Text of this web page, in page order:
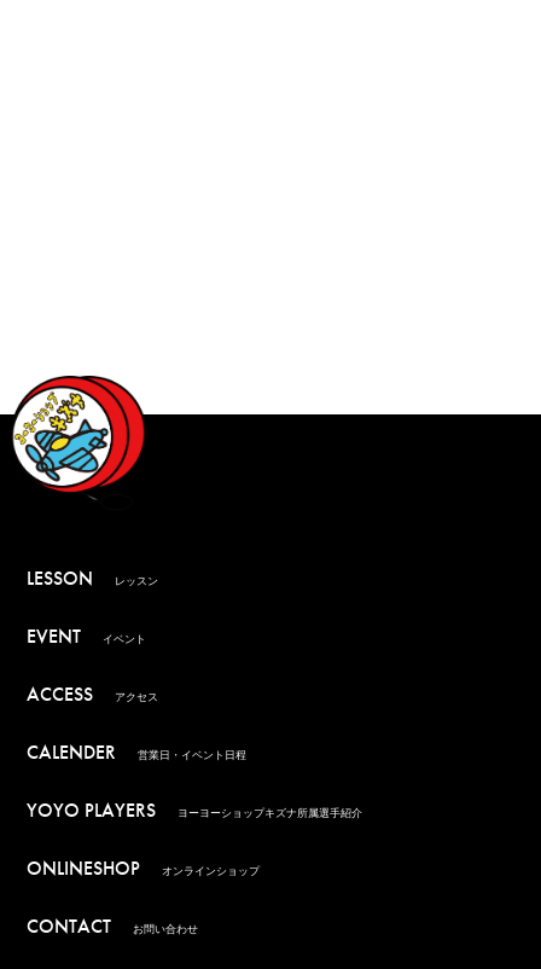
LESSON レッスン
EVENT イベント
ACCESS アクセス
CALENDER 営業日・イベント日程
YOYO PLAYERS ヨーヨーショップキズナ所属選手紹介
ONLINESHOP オンラインショップ
CONTACT お問い合わせ